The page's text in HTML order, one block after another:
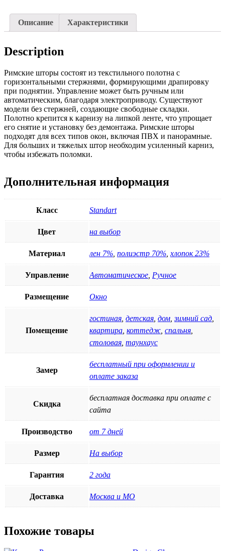
quantity
Описание Характеристики
Description
Римские шторы состоят из текстильного полотна с
горизонтальными стержнями, формирующими драпировку
при поднятии. Управление может быть ручным или
автоматическим, благодаря электроприводу. Существуют
модели без стержней, создающие свободные складки.
Полотно крепится к карнизу на липкой ленте, что упрощает
его снятие и установку без демонтажа. Римские шторы
подходят для всех типов окон, включая ПВХ и панорамные.
Для больших и тяжелых штор необходим усиленный карниз,
чтобы избежать поломки.
Дополнительная информация
Класс Standart
Цвет на выбор
Материал лен 7% полиэстр 70% хлопок 23%
Управление Автоматическое Ручное
Размещение Окно
Помещение
гостиная детская дом ,зимний сад
квартира коттедж спальня
столовая таунхаус
Замер
бесплатный при оформлении и
оплате заказа
Скидка
бесплатная доставка при оплате с
сайта
Производство от 7 дней
Размер На выбор
Гарантия 2 года
Доставка Москва и МО
Похожие товары